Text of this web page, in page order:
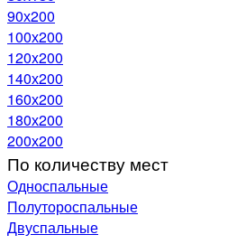
90х200
100х200
120x200
140х200
160х200
180х200
200х200
По количеству мест
Односпальные
Полутороспальные
Двуспальные